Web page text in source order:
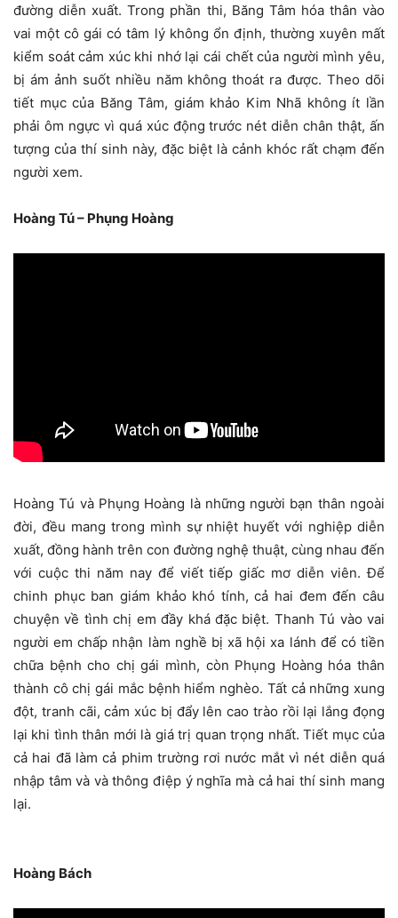
đường diễn xuất. Trong phần thi, Băng Tâm hóa thân vào
vai một cô gái có tâm lý không ổn định, thường xuyên mất
kiểm soát cảm xúc khi nhớ lại cái chết của người mình yêu,
bị ám ảnh suốt nhiều năm không thoát ra được. Theo dõi
tiết mục của Băng Tâm, giám khảo Kim Nhã không ít lần
phải ôm ngực vì quá xúc động trước nét diễn chân thật, ấn
tượng của thí sinh này, đặc biệt là cảnh khóc rất chạm đến
người xem.
Hoàng Tú – Phụng Hoàng
Hoàng Tú và Phụng Hoàng là những người bạn thân ngoài
đời, đều mang trong mình sự nhiệt huyết với nghiệp diễn
xuất, đồng hành trên con đường nghệ thuật, cùng nhau đến
với cuộc thi năm nay để viết tiếp giấc mơ diễn viên. Để
chinh phục ban giám khảo khó tính, cả hai đem đến câu
chuyện về tình chị em đầy khá đặc biệt. Thanh Tú vào vai
người em chấp nhận làm nghề bị xã hội xa lánh để có tiền
chữa bệnh cho chị gái mình, còn Phụng Hoàng hóa thân
thành cô chị gái mắc bệnh hiểm nghèo. Tất cả những xung
đột, tranh cãi, cảm xúc bị đẩy lên cao trào rồi lại lắng đọng
lại khi tình thân mới là giá trị quan trọng nhất. Tiết mục của
cả hai đã làm cả phim trường rơi nước mắt vì nét diễn quá
nhập tâm và và thông điệp ý nghĩa mà cả hai thí sinh mang
lại.
Hoàng Bách